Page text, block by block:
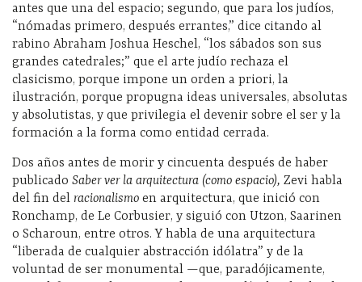
antes que una del espacio; segundo, que para los judíos,
“nómadas primero, después errantes,” dice citando al
rabino Abraham Joshua Heschel, “los sábados son sus
grandes catedrales;” que el arte judío rechaza el
clasicismo, porque impone un orden a priori, la
ilustración, porque propugna ideas universales, absolutas
y absolutistas, y que privilegia el devenir sobre el ser y la
formación a la forma como entidad cerrada.
Dos años antes de morir y cincuenta después de haber
publicado Saber ver la arquitectura (como espacio), Zevi habla
del fin del racionalismo en arquitectura, que inició con
Ronchamp, de Le Corbusier, y siguió con Utzon, Saarinen
o Scharoun, entre otros. Y habla de una arquitectura
“liberada de cualquier abstracción idólatra” y de la
voluntad de ser monumental —que, paradójicamente,